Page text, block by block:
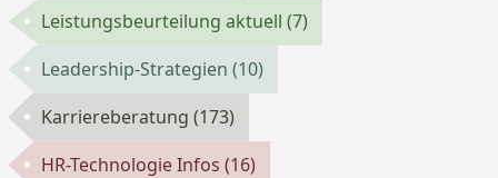
Leistungsbeurteilung aktuell(7)
Leadership-Strategien(10)
Karriereberatung(173)
HR-Technologie Infos(16)